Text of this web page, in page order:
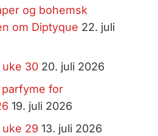
og bohemsk
om Diptyque 22. juli
uke 30 20. juli 2026
for
19. juli 2026
29 13. juli 2026